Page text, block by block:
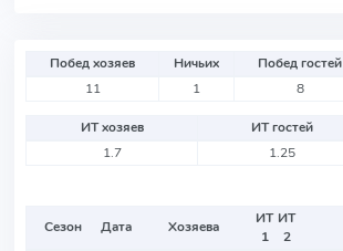
Побед хозяев Ничьих Побед гостей
11
1 8
ИТ хозяев ИТ гостей
1.7
1.25
Сезон Дата Хозяева
ИТ
1
ИТ
2